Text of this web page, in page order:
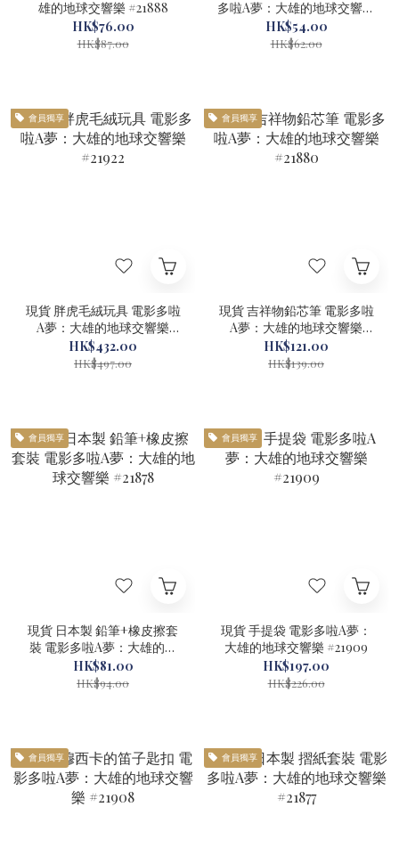
雄的地球交響樂 #21888
HK$76.00
HK$87.00
多啦A夢：大雄的地球交響樂
#21931
HK$54.00
HK$62.00
會員獨享
現貨 胖虎毛絨玩具 電影多啦
A夢：大雄的地球交響樂
#21922
HK$432.00
HK$497.00
會員獨享
現貨 吉祥物鉛芯筆 電影多啦
A夢：大雄的地球交響樂
#21880
HK$121.00
HK$139.00
會員獨享
現貨 日本製 鉛筆+橡皮擦套
裝 電影多啦A夢：大雄的地
球交響樂 #21878
HK$81.00
HK$94.00
會員獨享
現貨 手提袋 電影多啦A夢：
大雄的地球交響樂 #21909
HK$197.00
HK$226.00
會員獨享 會員獨享